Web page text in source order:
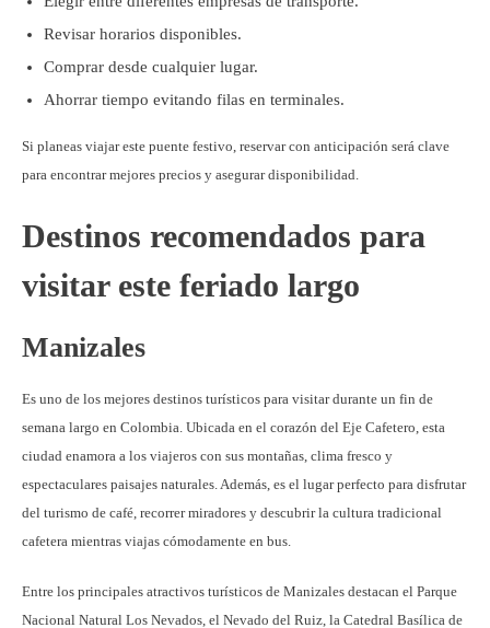
Revisar horarios disponibles.
Comprar desde cualquier lugar.
Ahorrar tiempo evitando filas en terminales.
Si planeas viajar este puente festivo, reservar con anticipación será clave
para encontrar mejores precios y asegurar disponibilidad.
Destinos recomendados para
visitar este feriado largo
Manizales
Es uno de los mejores destinos turísticos para visitar durante un fin de
semana largo en Colombia. Ubicada en el corazón del Eje Cafetero, esta
ciudad enamora a los viajeros con sus montañas, clima fresco y
espectaculares paisajes naturales. Además, es el lugar perfecto para disfrutar
del turismo de café, recorrer miradores y descubrir la cultura tradicional
cafetera mientras viajas cómodamente en bus.
Entre los principales atractivos turísticos de Manizales destacan el Parque
Nacional Natural Los Nevados, el Nevado del Ruiz, la Catedral Basílica de